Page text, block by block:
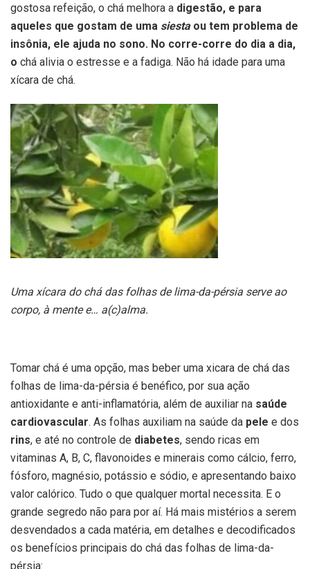
gostosa refeição, o chá melhora a digestão, e para
aqueles que gostam de uma siestaou tem problema de
insônia, ele ajuda no sono. No corre-corre do dia a dia,
o chá alivia o estresse e a fadiga. Não há idade para uma
xícara de chá.
Uma xícara do chá das folhas de lima-da-pérsia serve ao
corpo, à mente e… a(c)alma.
Tomar chá é uma opção, mas beber uma xicara de chá das
folhas de lima-da-pérsia é benéfico, por sua ação
antioxidante e anti-inflamatória, além de auxiliar na saúde
cardiovascular. As folhas auxiliam na saúde da pele e dos
rins, e até no controle de diabetes, sendo ricas em
vitaminas A, B, C, flavonoides e minerais como cálcio, ferro,
fósforo, magnésio, potássio e sódio, e apresentando baixo
valor calórico. Tudo o que qualquer mortal necessita. E o
grande segredo não para por aí. Há mais mistérios a serem
desvendados a cada matéria, em detalhes e decodificados
os benefícios principais do chá das folhas de lima-da-
pérsia: